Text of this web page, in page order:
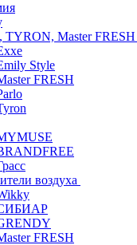
TYRON, Master FRESH
Style
FRESH
воздуха
FRESH